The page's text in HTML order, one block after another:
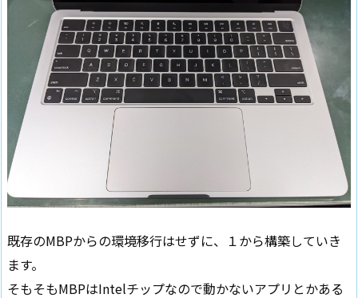
既存のMBPからの環境移行はせずに、１から構築していき
ます。
そもそもMBPはIntelチップなので動かないアプリとかある